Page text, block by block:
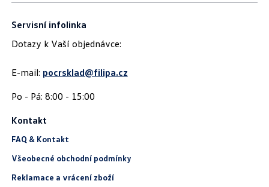
Servisní infolinka
Dotazy k Vaší objednávce:
E-mail: pocrsklad@filipa.cz
Kontakt
FAQ & Kontakt
Všeobecné obchodní podmínky
Reklamace a vrácení zboží